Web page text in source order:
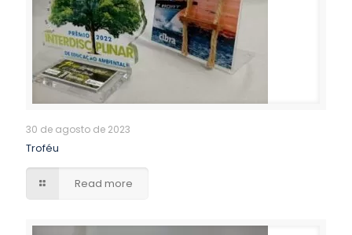
30 de agosto de 2023
Troféu
Read more